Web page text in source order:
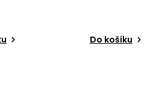
Do košíku